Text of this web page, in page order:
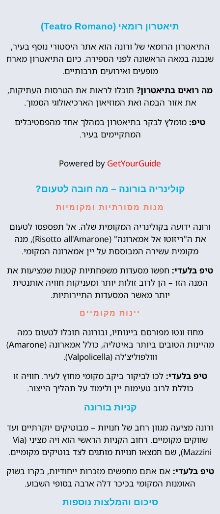
תיאטרון רומאי (Teatro Romano)
התיאטרון הרומאי של ורונה הוא אתר היסטורי נוסף בעיר,
שנבנה במאה הראשונה לפני הספירה. כיום התיאטרון מארח
מופעים ואירועים תרבותיים.
מה רואים בתיאטרון? תוכלו לראות את הטרסות העתיקות,
את אזור הבמה ואת המוזיאון הארכיאולוגי הסמוך.
טיפ: מומלץ לבקר בתיאטרון במהלך אחד מהפסטיבלים
המתקיימים בעיר.
Powered by GetYourGuide
קולינריה בורונה – מה חובה לטעום?
מנות מסורתיות ומקומיות
ורונה ידועה בקולינריה המקומית שלה. אל תפספסו לטעום
את ה"ריזוטו אל אמארונה" (Risotto all'Amarone), מנה
מקומית עשירה המבוססת על יין אמארונה המקומי.
טיפ בלעדי: חפשו מסעדות משפחתיות קטנות שמציעות את
המנה הזו – הן לרוב זולות יותר ומעניקות חוויה אותנטית
יותר מאשר המסעדות התיירותיות.
יינות מקומיים
מחוז ונטו מפורסם ביינותיו, ובורונה תוכלו לטעום כמה
מהיינות הטובים ביותר באיטליה, כולל אמארונה (Amarone)
ווולפוליצ'לה (Valpolicella).
טיפ בלעדי: לכו לביקור ביקב מקומי מחוץ לעיר. חוויה זו
כוללת לרוב טעימות יין ולימוד על תהליך הייצור.
קניות בורונה
ורונה מציעה מגוון רחב של חנויות – מבוטיקים יוקרתיים ועד
שווקים מקומיים. רחוב הקניות הראשי הוא ויה מציני (Via
Mazzini), שם תמצאו חנויות מותגים לצד בוטיקים מקומיים.
טיפ בלעדי: אם אתם מחפשים מזכרות ייחודיות, בקרו בשוק
האומנות המקומי בכיכר דלה ארבה בסופי השבוע.
סיכום והמלצות נוספות